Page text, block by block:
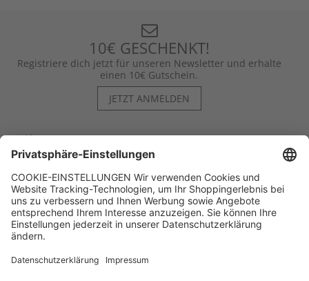
10€ GESCHENKT!
Registriere dich jetzt für unseren Newsletter und erhalte
einen 10€ Gutschein.
JETZT ANMELDEN
Hilfe
Kontakt
Kategorien